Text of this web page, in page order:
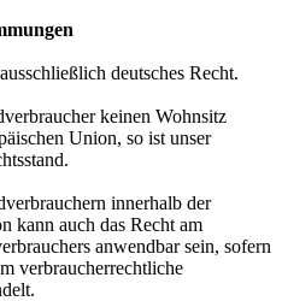
deutsches Recht.
keinen Wohnsitz
Union, so ist unser
innerhalb der
kann auch das Recht am
anwendbar sein, sofern
verbraucherrechtliche